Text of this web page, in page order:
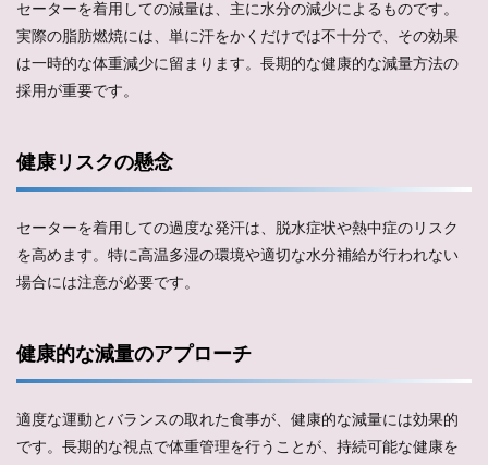
セーターを着用しての減量は、主に水分の減少によるものです。
実際の脂肪燃焼には、単に汗をかくだけでは不十分で、その効果
は一時的な体重減少に留まります。長期的な健康的な減量方法の
採用が重要です。
健康リスクの懸念
セーターを着用しての過度な発汗は、脱水症状や熱中症のリスク
を高めます。特に高温多湿の環境や適切な水分補給が行われない
場合には注意が必要です。
健康的な減量のアプローチ
適度な運動とバランスの取れた食事が、健康的な減量には効果的
です。長期的な視点で体重管理を行うことが、持続可能な健康を